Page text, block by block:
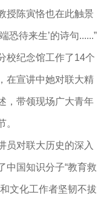
授陈寅恪也在此触景
恐待来生’的诗句......”
校纪念馆工作了14个
在宣讲中她对联大精
，带领现场广大青年
。
对联大历史的深入
中国知识分子“教育救
文化工作者坚韧不拔